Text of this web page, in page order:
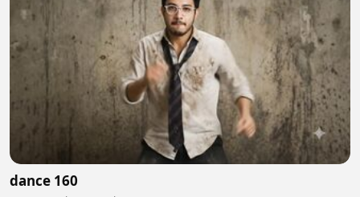
dance 160